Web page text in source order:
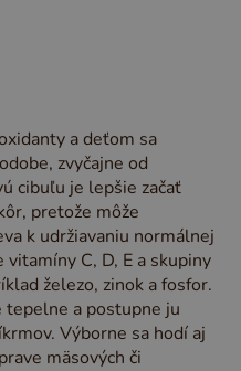
a deťom sa
zvyčajne od
cibuľu je lepšie začať
pretože môže
k udržiavaniu normálnej
C, D, E a skupiny
železo, zinok a fosfor.
a postupne ju
Výborne sa hodí aj
mäsových či